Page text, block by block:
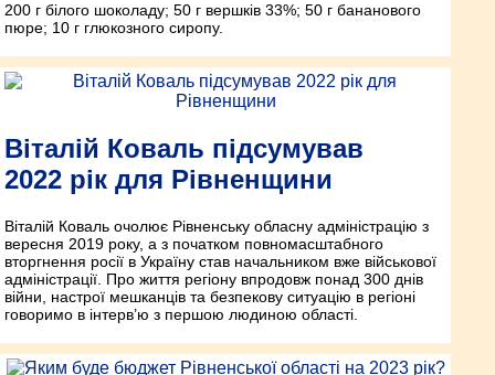
200 г білого шоколаду; 50 г вершків 33%; 50 г бананового
пюре; 10 г глюкозного сиропу.
Віталій Коваль підсумував
2022 рік для Рівненщини
Віталій Коваль очолює Рівненську обласну адміністрацію з
вересня 2019 року, а з початком повномасштабного
вторгнення росії в Україну став начальником вже військової
адміністрації. Про життя регіону впродовж понад 300 днів
війни, настрої мешканців та безпекову ситуацію в регіоні
говоримо в інтерв’ю з першою людиною області.